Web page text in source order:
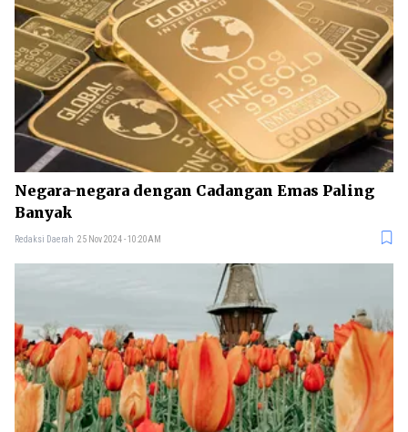
Negara-negara dengan Cadangan Emas Paling
Banyak
Redaksi Daerah 25 Nov 2024 - 10:20AM